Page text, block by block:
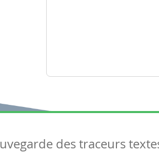
Articlesdes traceurs